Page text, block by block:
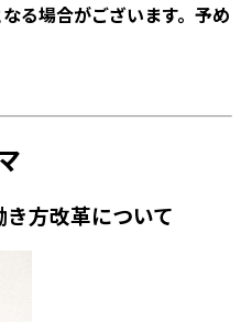
る場合がございます。予め
方改革について